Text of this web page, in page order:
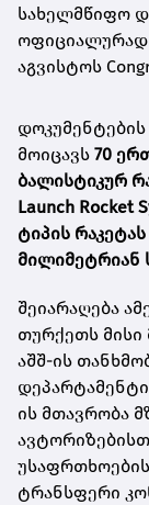
სახელმწიფო
ოფიციალურად
აგვისტოს
მოიცავს 70
ბალისტიკურ
Launch Rocket
ტიპის
მილიმეტრიან
შეიარაღება
თურქეთს მისი
აშშ-ის
ის მთავრობა
უსაფრთხოების
ტრანსფერი